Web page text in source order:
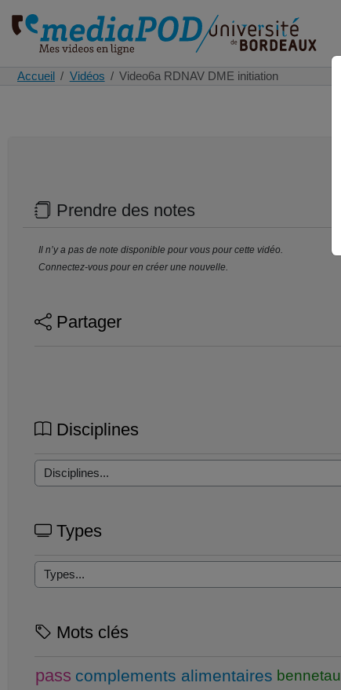
Accueil Vidéos Video6a RDNAV DME initiation
Prendre des notes
Il n’y a pas de note disponible pour vous pour cette vidéo.
Connectez-vous pour en créer une nouvelle.
Partager
Disciplines
Types
Mots clés
pass complements alimentaires bennetau